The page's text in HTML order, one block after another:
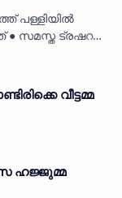
പള്ളിയിൽ
● സമസ്ത ട്രഷറർ
വീട്ടമ്മ
ഹജ്ജുമ്മ